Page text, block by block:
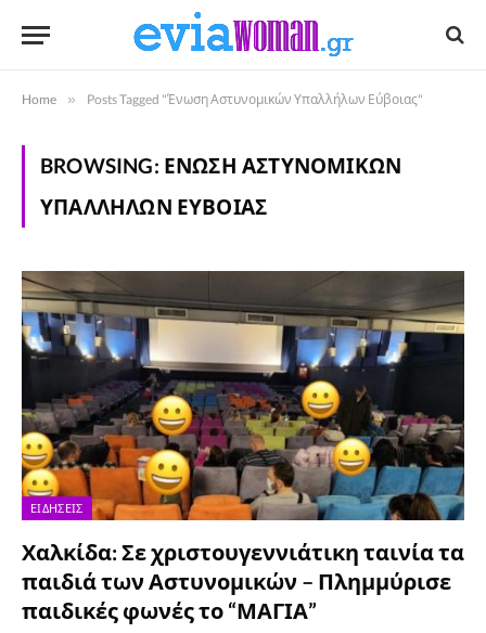
Home » Posts Tagged "Ένωση Αστυνομικών Υπαλλήλων Εύβοιας"
BROWSING: ΈΝΩΣΗ ΑΣΤΥΝΟΜΙΚΏΝ
ΥΠΑΛΛΉΛΩΝ ΕΎΒΟΙΑΣ
ΕΙΔΉΣΕΙΣ
Χαλκίδα: Σε χριστουγεννιάτικη ταινία τα
παιδιά των Αστυνομικών – Πλημμύρισε
παιδικές φωνές το “ΜΑΓΙΑ”